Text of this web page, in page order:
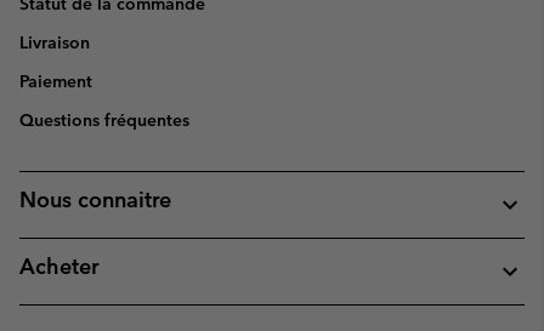
Livraison
Paiement
Questions fréquentes
Nous connaitre
Acheter